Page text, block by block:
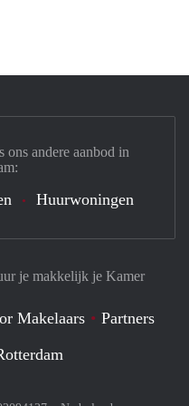
je makkelijk je Kamer
Makelaars
Partners
andere aanbod in
Huurwoningen